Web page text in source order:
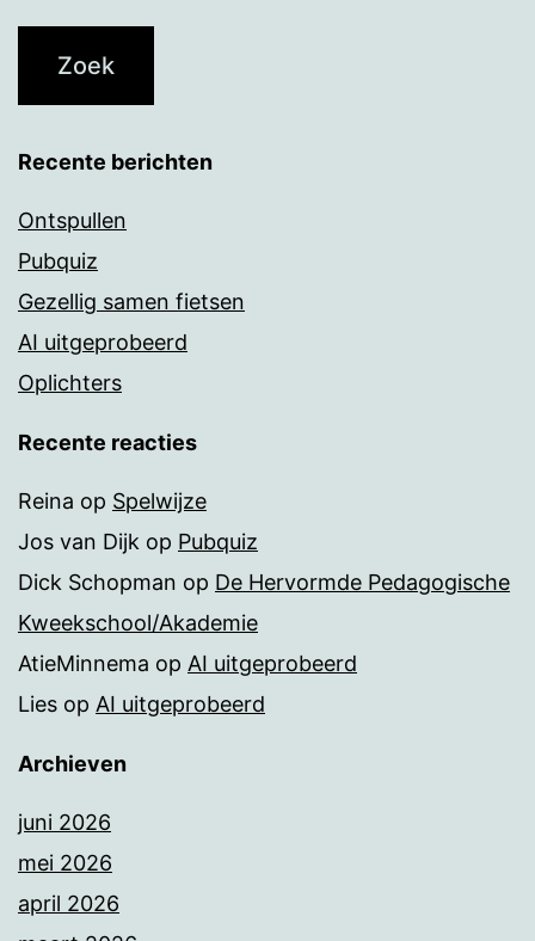
Recente berichten
Ontspullen
Pubquiz
Gezellig samen fietsen
AI uitgeprobeerd
Oplichters
Recente reacties
Reina op Spelwijze
Jos van Dijk op Pubquiz
Dick Schopman op De Hervormde Pedagogische
Kweekschool/Akademie
AtieMinnema op AI uitgeprobeerd
Lies op AI uitgeprobeerd
Archieven
juni 2026
mei 2026
april 2026